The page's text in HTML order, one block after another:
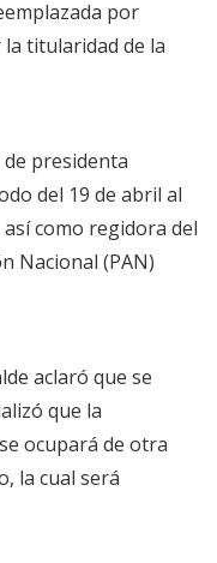
por
la titularidad de la
de presidenta
del 19 de abril al
como regidora del
Nacional (PAN)
aclaró que se
que la
ocupará de otra
la cual será